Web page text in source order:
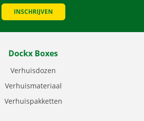
INSCHRIJVEN
Dockx Boxes
Verhuisdozen
Verhuismateriaal
Verhuispakketten